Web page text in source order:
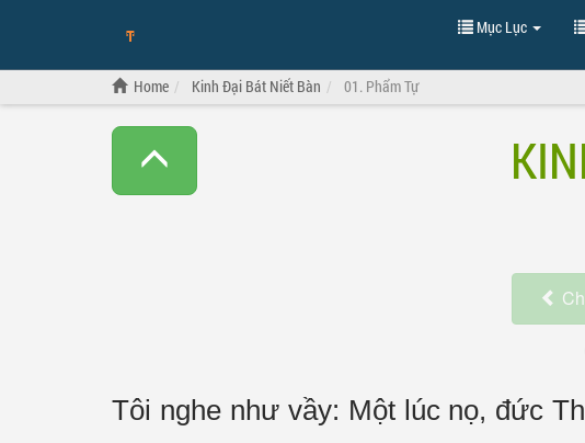
Mục Lục
Home Kinh Đại Bát Niết Bàn 01. Phẩm Tự
Tôi nghe như vầy: Một lúc nọ, đức